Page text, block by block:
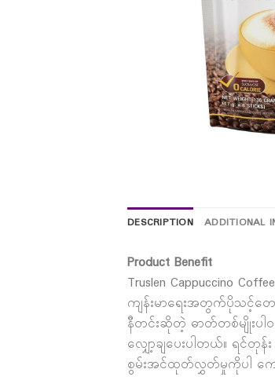
DESCRIPTION ADDITIONAL
Product Benefit
Truslen Cappuccino
ကျန်းမာရေးအတွက်ပိုသင့်တေ
နီတင်းဆိုတဲ့ ဓာတ်တစ်မျိုးပ
လျှော့ချပေးပါတယ်။ ရင်တု
စွမ်းအင်ထုတ်လွှတ်မှုကိုပါ ကေ